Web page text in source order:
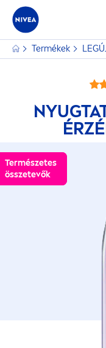
Termékek
Természetes
összetevők
Természetes
összetevők